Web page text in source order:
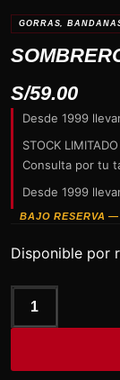
GORRAS,
S/59.00
Desde 1999
STOCK LIMITADO
Consulta por tu
Desde 1999
BAJO RESERVA
Disponible por
Sombrero